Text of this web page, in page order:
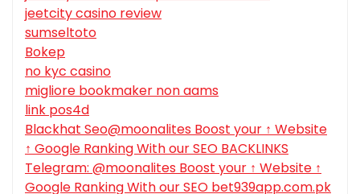
jeetcity casino review
sumseltoto
Bokep
no kyc casino
migliore bookmaker non aams
link pos4d
Blackhat Seo@moonalites Boost your ↑ Website
↑ Google Ranking With our SEO BACKLINKS
Telegram: @moonalites Boost your ↑ Website ↑
Google Ranking With our SEO bet939app.com.pk